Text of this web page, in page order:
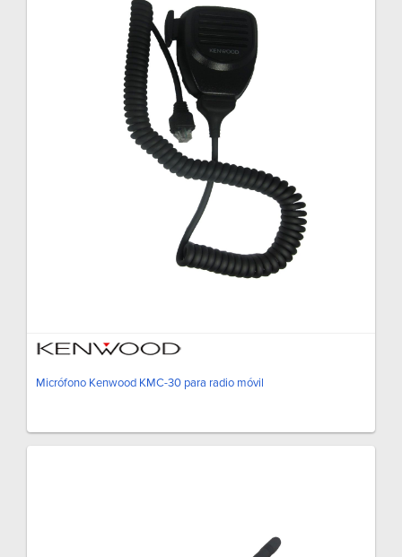
Micrófono Kenwood KMC-30 para radio móvil